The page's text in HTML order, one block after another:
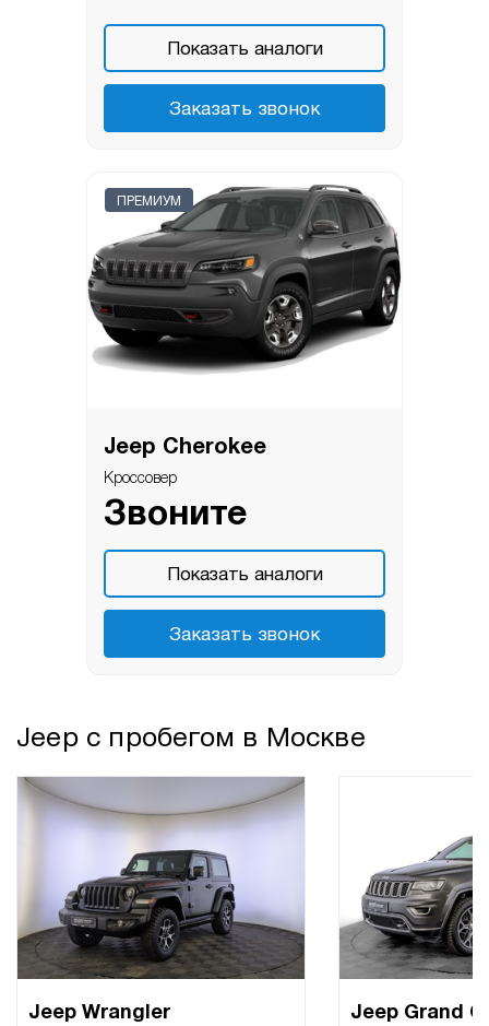
Показать аналоги
Заказать звонок
ПРЕМИУМ
Jeep Cherokee
Кроссовер
Звоните
Показать аналоги
Заказать звонок
Jeep с пробегом в Москве
Jeep Wrangler Jeep Grand